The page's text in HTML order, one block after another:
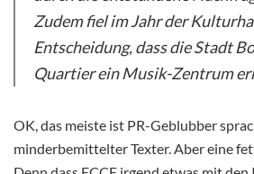
Zudem fiel im Jahr der
Entscheidung, dass die Stadt
Quartier ein Musik-Zentrum
OK, das meiste ist PR-Geblubber
minderbemittelter Texter. Aber eine